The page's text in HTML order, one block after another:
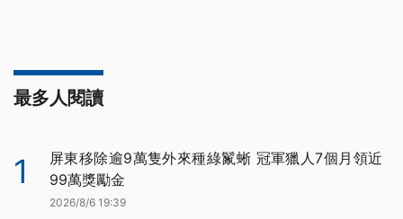
最多人閱讀
1
屏東移除逾9萬隻外來種綠鬣蜥 冠軍獵人7個月領近
99萬獎勵金
2026/8/6 19:39